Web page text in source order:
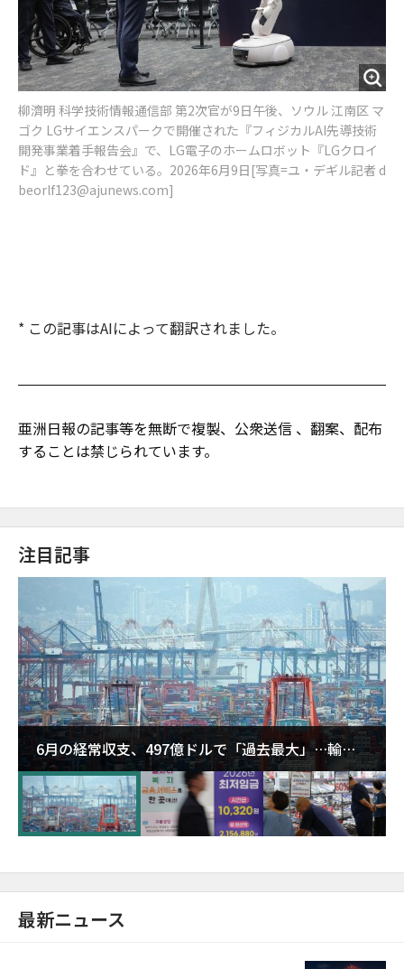
柳濟明 科学技術情報通信部 第2次官が9日午後、ソウル 江南区 マ
ゴク LGサイエンスパークで開催された『フィジカルAI先導技術
開発事業着手報告会』で、LG電子のホームロボット『LGクロイ
ド』と拳を合わせている。2026年6月9日[写真=ユ・デギル記者 d
beorlf123@ajunews.com]
* この記事はAIによって翻訳されました。
亜洲日報の記事等を無断で複製、公衆送信 、翻案、配布
することは禁じられています。
注目記事
6月の経常収支、497億ドルで「過去最大」…輸出
が初の1000億ドル突破
最新ニュース